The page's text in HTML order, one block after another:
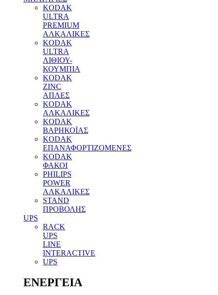
KODAK
ULTRA
PREMIUM
ΑΛΚΑΛΙΚΕΣ
KODAK
ULTRA
ΛΙΘΙΟΥ-
ΚΟΥΜΠΙΑ
KODAK
ZINC
ΑΠΛΕΣ
KODAK
ΑΛΚΑΛΙΚΕΣ
KODAK
ΒΑΡΗΚΟΪΑΣ
KODAK
ΕΠΑΝΑΦΟΡΤΙΖΟΜΕΝΕΣ
KODAK
ΦΑΚΟΙ
PHILIPS
POWER
ΑΛΚΑΛΙΚΕΣ
STAND
ΠΡΟΒΟΛΗΣ
UPS
RACK
UPS
LINE
INTERACTIVE
UPS
ΕΝΕΡΓΕΙΑ